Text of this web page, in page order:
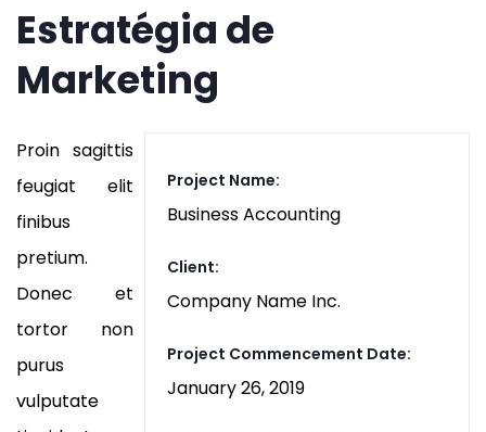
Estratégia de
Marketing
Project Name:
Business Accounting
Client:
Company Name Inc.
Project Commencement Date:
January 26, 2019
Proin sagittis
feugiat elit
finibus
pretium.
Donec et
tortor non
purus
vulputate